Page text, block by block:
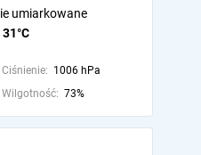
31°C
umiarkowane
Ciśnienie: 1006 hPa
Wilgotność: 73%